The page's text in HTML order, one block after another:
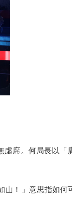
席。何局長以「
！」意思指如何